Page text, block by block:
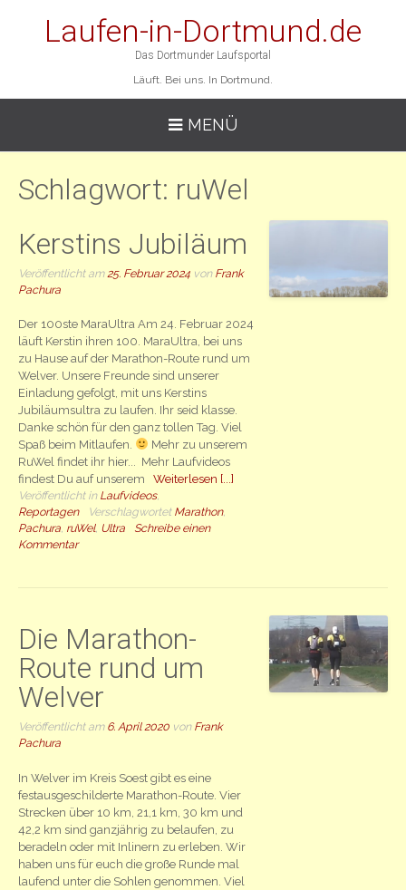
Laufen-in-Dortmund.de
Das Dortmunder Laufsportal
Läuft. Bei uns. In Dortmund.
MENÜ
Schlagwort: ruWel
Kerstins Jubiläum
Veröffentlicht am 25. Februar 2024 von Frank
Pachura
Der 100ste MaraUltra Am 24. Februar 2024
läuft Kerstin ihren 100. MaraUltra, bei uns
zu Hause auf der Marathon-Route rund um
Welver. Unsere Freunde sind unserer
Einladung gefolgt, mit uns Kerstins
Jubiläumsultra zu laufen. Ihr seid klasse.
Danke schön für den ganz tollen Tag. Viel
Spaß beim Mitlaufen.
Mehr zu unserem
RuWel findet ihr hier... Mehr Laufvideos
findest Du auf unseremWeiterlesen [...]
Veröffentlicht in Laufvideos,
Reportagen
Verschlagwortet Marathon,
Pachura, ruWel, Ultra
Schreibe einen
Kommentar
Die Marathon-
Route rund um
Welver
Veröffentlicht am 6. April 2020 von Frank
Pachura
In Welver im Kreis Soest gibt es eine
festausgeschilderte Marathon-Route. Vier
Strecken über 10 km, 21,1 km, 30 km und
42,2 km sind ganzjährig zu belaufen, zu
beradeln oder mit Inlinern zu erleben. Wir
haben uns für euch die große Runde mal
laufend unter die Sohlen genommen. Viel